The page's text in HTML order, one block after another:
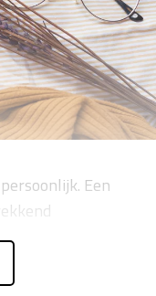
Een